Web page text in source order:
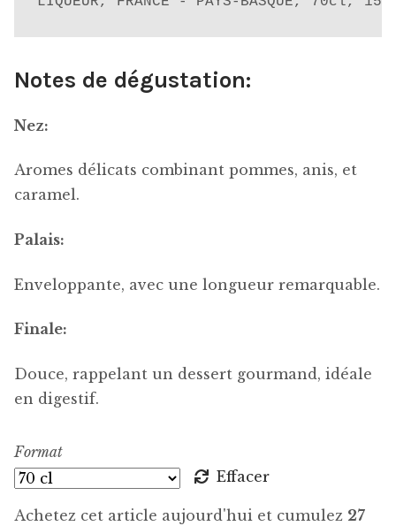
€5,00
à
Notes de dégustation:
Nez:
Aromes délicats combinant pommes, anis, et
caramel.
Palais:
Enveloppante, avec une longueur remarquable.
Finale:
Douce, rappelant un dessert gourmand, idéale
en digestif.
Format
Effacer
Achetez cet article aujourd'hui et cumulez 27